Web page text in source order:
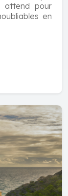
attend pour
en